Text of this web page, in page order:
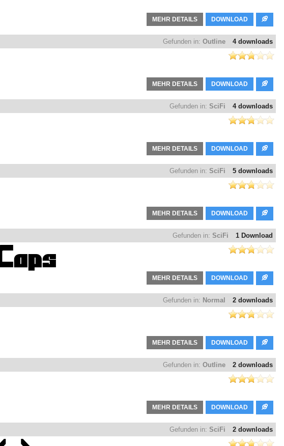
DOWNLOAD
MEHR DETAILS
4 downloads
Gefunden in: Outline
DOWNLOAD
MEHR DETAILS
4 downloads
Gefunden in: SciFi
DOWNLOAD
MEHR DETAILS
5 downloads
Gefunden in: SciFi
DOWNLOAD
MEHR DETAILS
1 Download
Gefunden in: SciFi
DOWNLOAD
MEHR DETAILS
2 downloads
Gefunden in: Normal
DOWNLOAD
MEHR DETAILS
2 downloads
Gefunden in: Outline
DOWNLOAD
MEHR DETAILS
2 downloads
Gefunden in: SciFi